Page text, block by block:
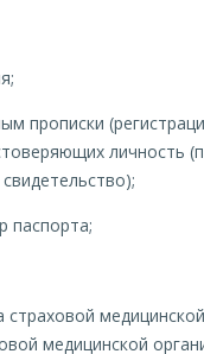
прописки
личность
паспорта;
медицинской